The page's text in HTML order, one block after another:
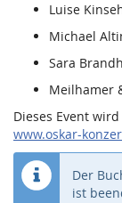
Luise
Michael
Sara
Meilhamer
Dieses Event wird
www.oskar-
Der
ist